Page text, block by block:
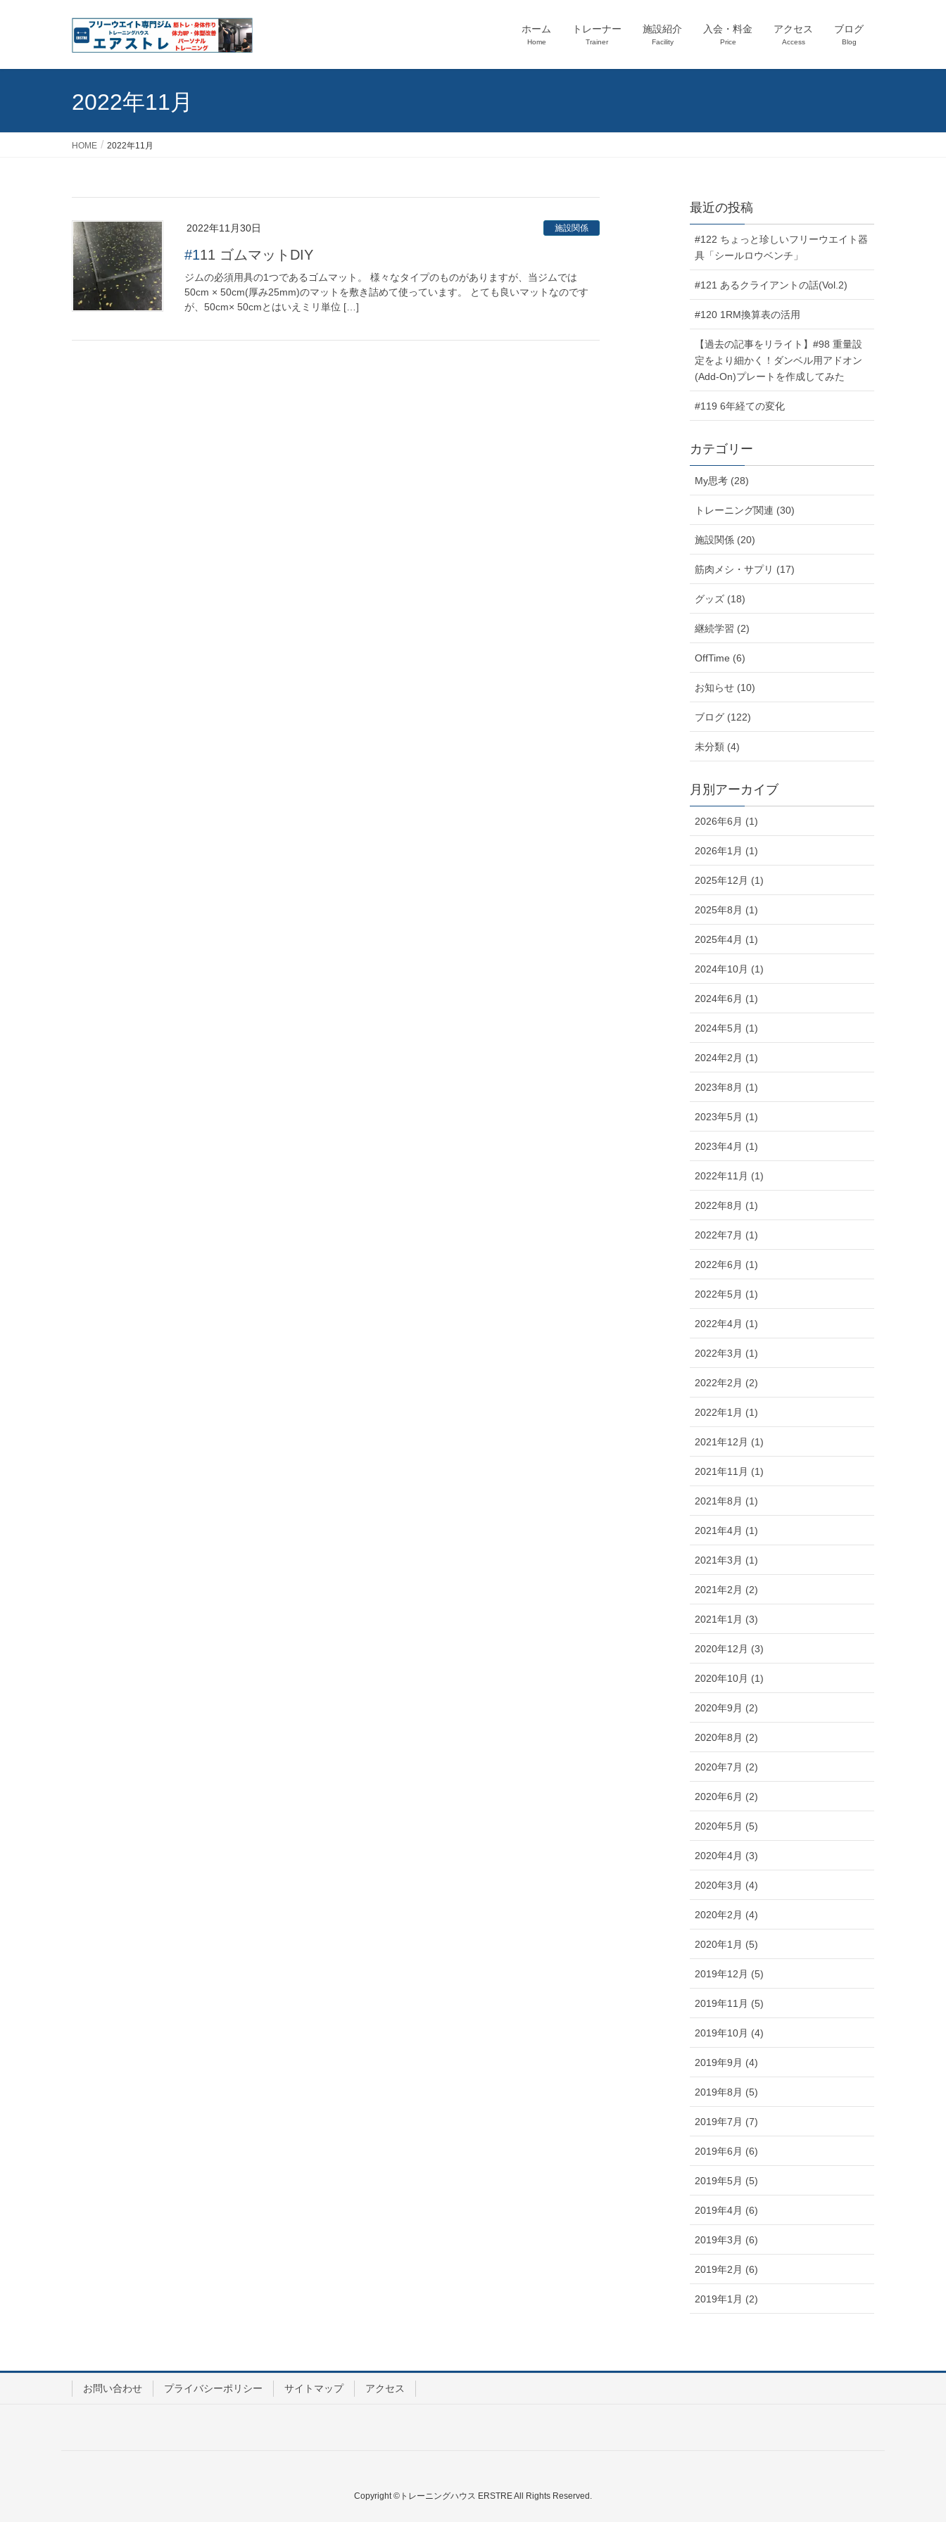
ホーム
Home
トレーナー
Trainer
施設紹介
Facility
入会・料金
Price
アクセス
Access
ブログ
Blog
2022年11月
HOME 2022年11月
2022年11月30日 施設関係
#111 ゴムマットDIY
ジムの必須用具の1つであるゴムマット。 様々なタイプのものがありますが、当ジムでは
50cm × 50cm(厚み25mm)のマットを敷き詰めて使っています。 とても良いマットなのです
が、50cm× 50cmとはいえミリ単位 […]
最近の投稿
#122 ちょっと珍しいフリーウエイト器
具「シールロウベンチ」
#121 あるクライアントの話(Vol.2)
#120 1RM換算表の活用
【過去の記事をリライト】#98 重量設
定をより細かく！ダンベル用アドオン
(Add-On)プレートを作成してみた
#119 6年経ての変化
カテゴリー
My思考 (28)
トレーニング関連 (30)
施設関係 (20)
筋肉メシ・サプリ (17)
グッズ (18)
継続学習 (2)
OffTime (6)
お知らせ (10)
ブログ (122)
未分類 (4)
月別アーカイブ
2026年6月 (1)
2026年1月 (1)
2025年12月 (1)
2025年8月 (1)
2025年4月 (1)
2024年10月 (1)
2024年6月 (1)
2024年5月 (1)
2024年2月 (1)
2023年8月 (1)
2023年5月 (1)
2023年4月 (1)
2022年11月 (1)
2022年8月 (1)
2022年7月 (1)
2022年6月 (1)
2022年5月 (1)
2022年4月 (1)
2022年3月 (1)
2022年2月 (2)
2022年1月 (1)
2021年12月 (1)
2021年11月 (1)
2021年8月 (1)
2021年4月 (1)
2021年3月 (1)
2021年2月 (2)
2021年1月 (3)
2020年12月 (3)
2020年10月 (1)
2020年9月 (2)
2020年8月 (2)
2020年7月 (2)
2020年6月 (2)
2020年5月 (5)
2020年4月 (3)
2020年3月 (4)
2020年2月 (4)
2020年1月 (5)
2019年12月 (5)
2019年11月 (5)
2019年10月 (4)
2019年9月 (4)
2019年8月 (5)
2019年7月 (7)
2019年6月 (6)
2019年5月 (5)
2019年4月 (6)
2019年3月 (6)
2019年2月 (6)
2019年1月 (2)
お問い合わせ プライバシーポリシー サイトマップ アクセス
Copyright ©トレーニングハウス ERSTRE All Rights Reserved.